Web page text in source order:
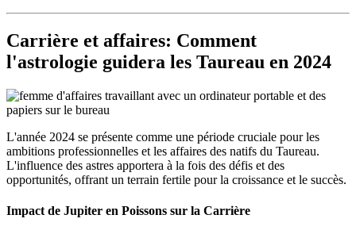
Carrière et affaires: Comment
l'astrologie guidera les Taureau en 2024
L'année 2024 se présente comme une période cruciale pour les
ambitions professionnelles et les affaires des natifs du Taureau.
L'influence des astres apportera à la fois des défis et des
opportunités, offrant un terrain fertile pour la croissance et le succès.
Impact de Jupiter en Poissons sur la Carrière